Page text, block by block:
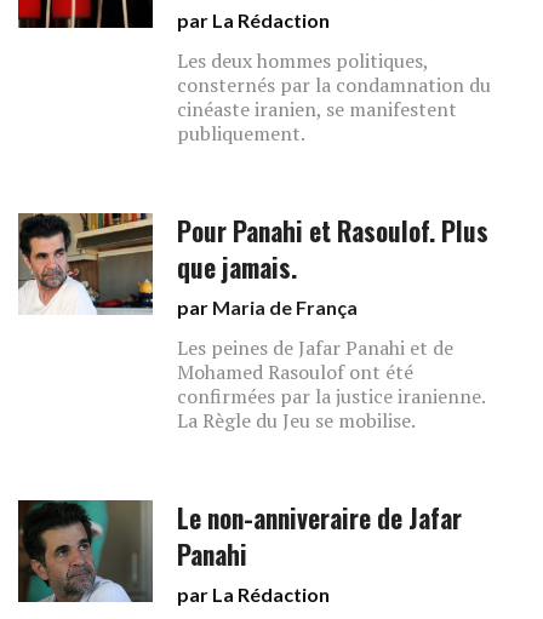
par La Rédaction
Les deux hommes politiques,
consternés par la condamnation du
cinéaste iranien, se manifestent
publiquement.
Pour Panahi et Rasoulof. Plus
que jamais.
par Maria de França
Les peines de Jafar Panahi et de
Mohamed Rasoulof ont été
confirmées par la justice iranienne.
La Règle du Jeu se mobilise.
Le non-anniveraire de Jafar
Panahi
par La Rédaction